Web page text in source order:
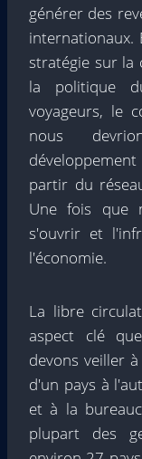
générer des
internationaux.
stratégie sur la
la politique
voyageurs, le
nous
partir du
Une fois que
s'ouvrir et
l'économie.
La libre
aspect clé
devons veiller
d'un pays à
et à la
plupart des